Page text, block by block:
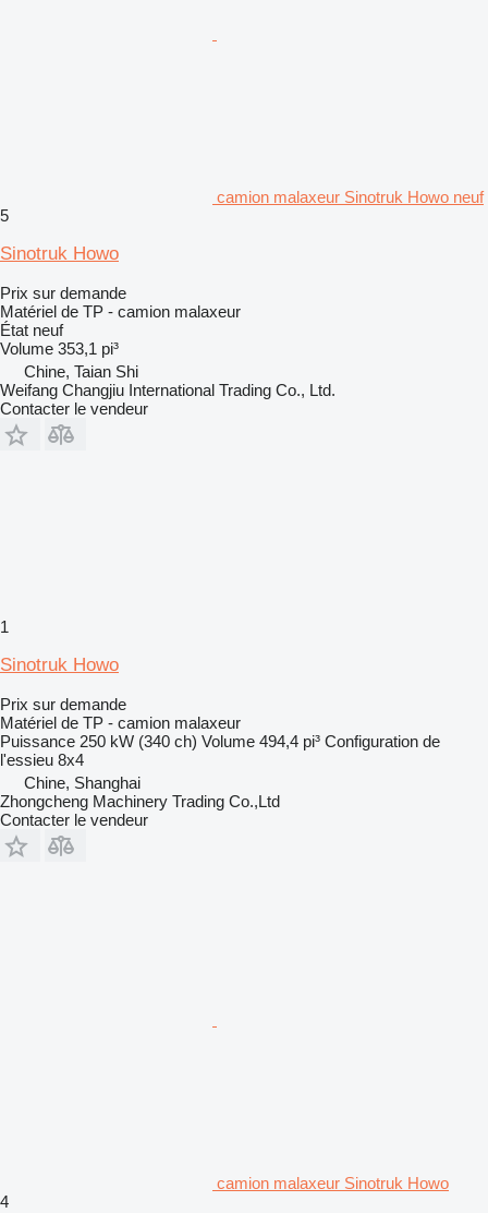
camion malaxeur Sinotruk Howo neuf
5
Sinotruk Howo
Prix sur demande
Matériel de TP - camion malaxeur
État neuf
Volume 353,1 pi³
Chine, Taian Shi
Weifang Changjiu International Trading Co., Ltd.
Contacter le vendeur
1
Sinotruk Howo
Prix sur demande
Matériel de TP - camion malaxeur
Puissance 250 kW (340 ch) Volume 494,4 pi³ Configuration de
l'essieu 8x4
Chine, Shanghai
Zhongcheng Machinery Trading Co.,Ltd
Contacter le vendeur
camion malaxeur Sinotruk Howo
4